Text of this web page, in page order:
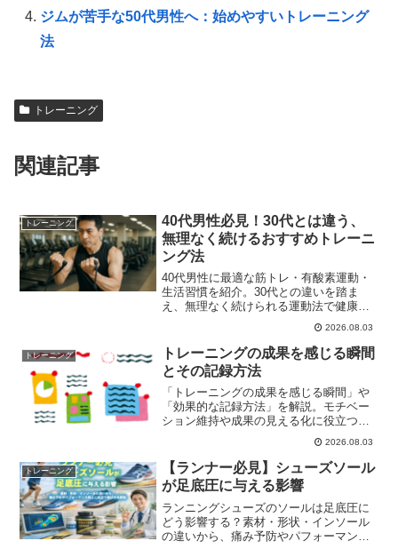
ジムが苦手な50代男性へ：始めやすいトレーニング
法
トレーニング
関連記事
トレーニング
40代男性必見！30代とは違う、
無理なく続けるおすすめトレーニ
ング法
40代男性に最適な筋トレ・有酸素運動・
生活習慣を紹介。30代との違いを踏ま
え、無理なく続けられる運動法で健康的
2026.08.03
トレーニング
トレーニングの成果を感じる瞬間
とその記録方法
「トレーニングの成果を感じる瞬間」や
「効果的な記録方法」を解説。モチベー
ション維持や成果の見える化に役立つヒ
2026.08.03
トレーニング
【ランナー必見】シューズソール
が足底圧に与える影響
ランニングシューズのソールは足底圧に
どう影響する？素材・形状・インソール
の違いから、痛み予防やパフォーマンス